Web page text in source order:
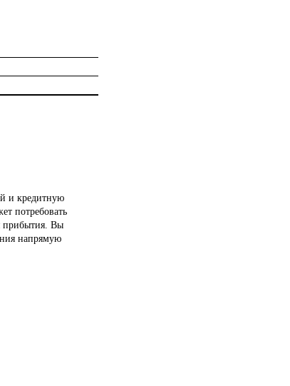
и кредитную
потребовать
прибытия. Вы
напрямую